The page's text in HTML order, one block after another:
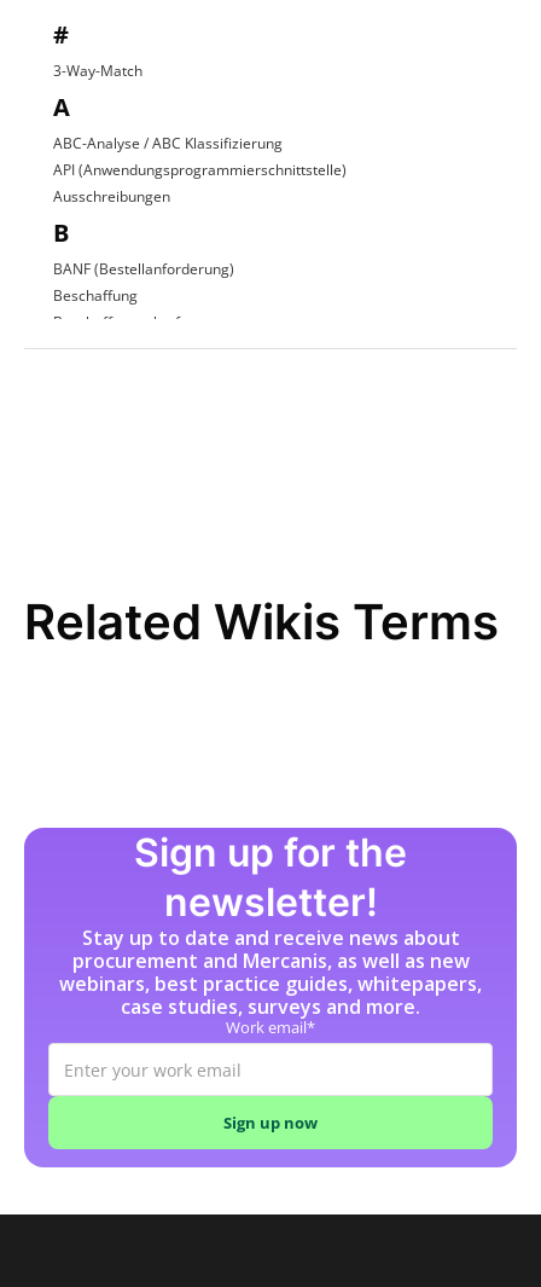
#
3-Way-Match
A
ABC-Analyse / ABC Klassifizierung
API (Anwendungsprogrammierschnittstelle)
Ausschreibungen
B
BANF (Bestellanforderung)
Beschaffung
Beschaffungsplattform
Beschaffungsprozess
ERP-System
H
Indirekte Beschaffung
J
L
Leistungsbeschreibung (SoW)
Related Wikis Terms
Sign up for the
newsletter!
Stay up to date and receive news about
procurement and Mercanis, as well as new
webinars, best practice guides, whitepapers,
case studies, surveys and more.
Work email*